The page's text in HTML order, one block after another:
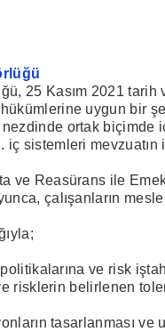
25 Kasım 2021 tarih
uygun bir
ortak biçimde
sistemleri mevzuatın
ve Reasürans ile
çalışanların
ve risk
risklerin belirlenen
tasarlanması